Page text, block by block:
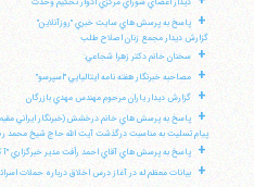
+
پاسخ به پرسش هاي سايت خبري "روزآنلاين"
گزارش ديدار مجمع زنان اصلاح طلب
+ سخنان خانم دكتر زهرا شجاعي:
+ مصاحبه خبرنگار هفته نامه ايتاليايي "اسپرسو"
+ گزارش ديدار ياران مرحوم مهندس مهدي بازرگان
+
پاسخ به پرسش هاي خانم درخشش (خبرنگار ايراني مقيم
پيام تسليت به مناسبت درگذشت آيت الله حاج شيخ محمد
+ پاسخ به پرسش هاي آقاي احمد رأفت مدير خبرگزاري
+ بيانات معظم له در آغاز درس اخلاق درباره حملات